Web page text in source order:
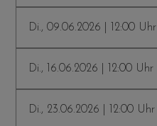
Di., 09.06.2026 | 12:00 Uhr
Di., 16.06.2026 | 12:00 Uhr
Di., 23.06.2026 | 12:00 Uhr